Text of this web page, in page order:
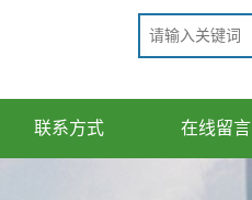
联系方式 在线留言